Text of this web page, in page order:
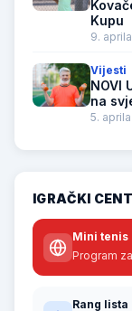
Kupu
9.
Vijesti
NOVI
na
5.
IGRAČKI
Mini tenis
Program
Rang lista